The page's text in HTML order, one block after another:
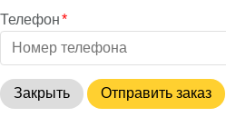
Телефон*
Закрыть Отправить заказ